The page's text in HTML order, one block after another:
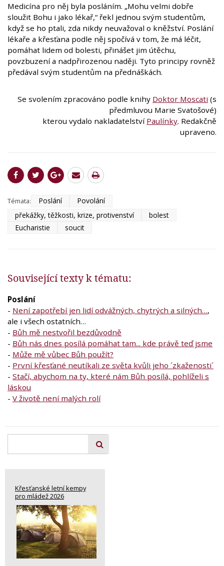
Medicína pro něj byla posláním. „Mohu velmi dobře
sloužit Bohu i jako lékař,“ řekl jednou svým studentům,
když se ho ptali, zda nikdy neuvažoval o kněžství. Poslání
lékaře a křesťana podle něj spočívá v tom, že má léčit,
pomáhat lidem od bolesti, přinášet jim útěchu,
povzbuzení a nadpřirozenou naději. Tyto principy rovněž
předával svým studentům na přednáškách.
Se svolením zpracováno podle knihy Doktor Moscati (s
předmluvou Marie Svatošové)
kterou vydalo nakladatelství Paulínky. Redakčně
upraveno.
Témata: Poslání
Povolání
překážky, těžkosti, krize, protivenství
bolest
Eucharistie
soucit
Související texty k tématu:
Poslání
- Není zapotřebí jen lidí odvážných, chytrých a silných…,
ale i všech ostatních…
- Bůh mě nestvořil bezdůvodně
- Bůh nás dnes posílá pomáhat tam... kde právě teď jsme
- Může mě vůbec Bůh použít?
- První křesťané neutíkali ze světa kvůli jeho ´zkaženosti´
- Stačí, abychom na ty, které nám Bůh posílá, pohlíželi s
láskou
- V životě není malých rolí
Křesťanské letní kempy
pro mládež 2026